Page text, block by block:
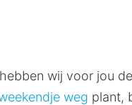
wij voor jou
weg plant,